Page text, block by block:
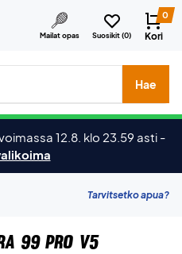
Mailat opas Suosikit (0)
0
Kori
jne.
Hae
12.8. klo 23.59 asti -
Tarvitsetko apua?
99 Pro V5